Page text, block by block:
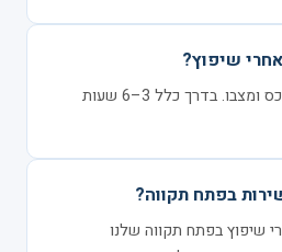
שיפוץ?
משך הזמן תלוי בגודל הנכס ומצבו. בדרך כלל 3–6 שעות
בפתח תקווה?
שיפוץ בפתח תקווה שלנו